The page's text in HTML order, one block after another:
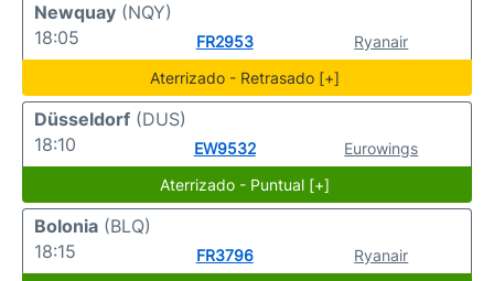
Newquay (NQY)
18:05
FR2953
Ryanair
Aterrizado - Retrasado [+]
Düsseldorf (DUS)
18:10
EW9532
Eurowings
Aterrizado - Puntual [+]
Bolonia (BLQ)
18:15
FR3796
Ryanair